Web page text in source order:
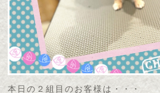
本日の２組目のお客様は・・・